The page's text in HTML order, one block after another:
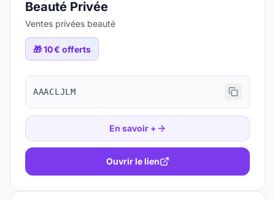
Beauté Privée
Ventes privées beauté
🎁10 € offerts
AAACLJLM
En savoir +
Ouvrir le lien